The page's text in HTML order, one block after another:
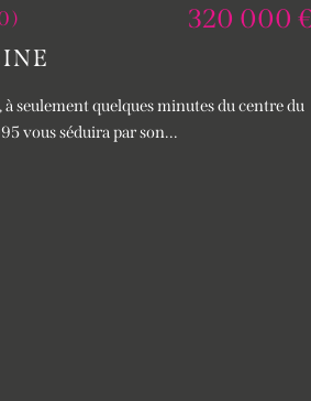
320 000
à seulement quelques minutes du centre du
vous séduira par son...